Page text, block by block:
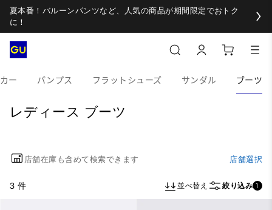
夏本番！バルーンパンツなど、人気の商品が期間限定でおトク
に！
ー パンプス フラットシューズ サンダル ブーツ
レディース ブーツ
店舗在庫も含めて検索できます 店舗選択
3 件 並べ替え 絞り込み 1